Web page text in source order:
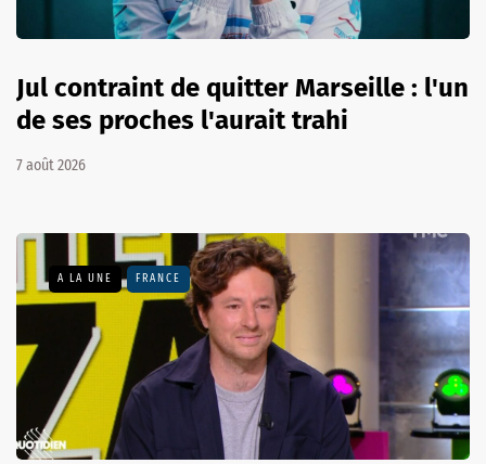
Jul contraint de quitter Marseille : l'un
de ses proches l'aurait trahi
7 août 2026
A LA UNE FRANCE